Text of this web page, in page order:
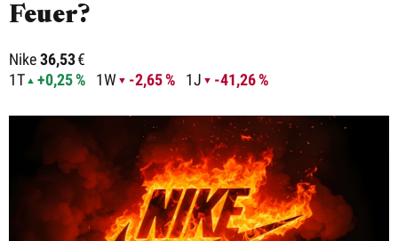
Feuer?
Nike36,53€
1T
+0,25 % 1W -2,65 % 1J -41,26 %